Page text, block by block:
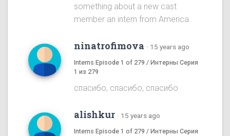
something about a new cast
member an intern from America.
ninatrofimova · 15 years ago
Interns Episode 1 of 279 / Интерны Серия
1 из 279
спасибо, спасибо, спасибо
alishkur · 15 years ago
Interns Episode 1 of 279 / Интерны Серия